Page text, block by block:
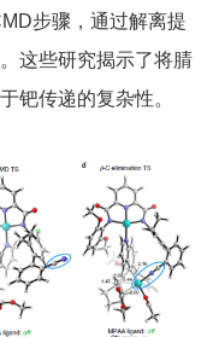
步骤，通过解离提
这些研究揭示了将腈
钯传递的复杂性。